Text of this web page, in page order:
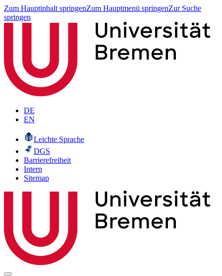
Zum Hauptinhalt springenZum Hauptmenü springenZur Suche
springen
DE
EN
Leichte Sprache
DGS
Barrierefreiheit
Intern
Sitemap